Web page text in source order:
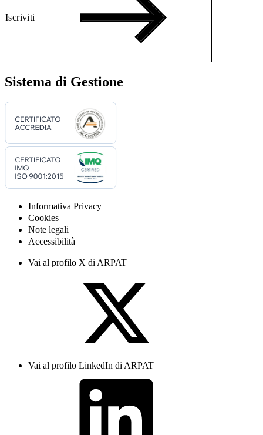
Iscriviti
Sistema di Gestione
Informativa Privacy
Cookies
Note legali
Accessibilità
Vai al profilo X di ARPAT
Vai al profilo LinkedIn di ARPAT